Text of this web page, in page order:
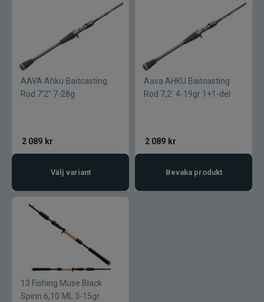
AAVA Ahku Baitcasting
Rod 7'2'' 7-28g
2 089 kr
Välj variant
Aava AHKU Baitcasting
Rod 7,2´ 4-19gr 1+1-del
2 089 kr
Bevaka produkt
13 Fishing Muse Black
Spinn 6,10´ML 3-15gr